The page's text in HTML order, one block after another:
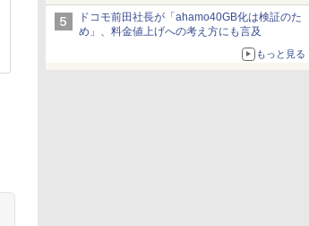
ドコモ前田社長が「ahamo40GB化は検証のた
め」、料金値上げへの考え方にも言及
もっと見る